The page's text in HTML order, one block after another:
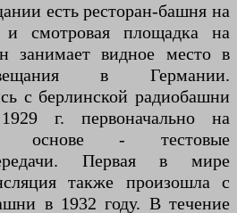
есть ресторан-башня на
смотровая площадка на
занимает видное место в
в Германии.
с берлинской радиобашни
г. первоначально на
основе - тестовые
Первая в мире
также произошла с
в 1932 году. В течение